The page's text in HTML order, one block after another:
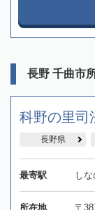
長野 千曲市
科野の里司
長野県
最寄駅 し
所在地 〒